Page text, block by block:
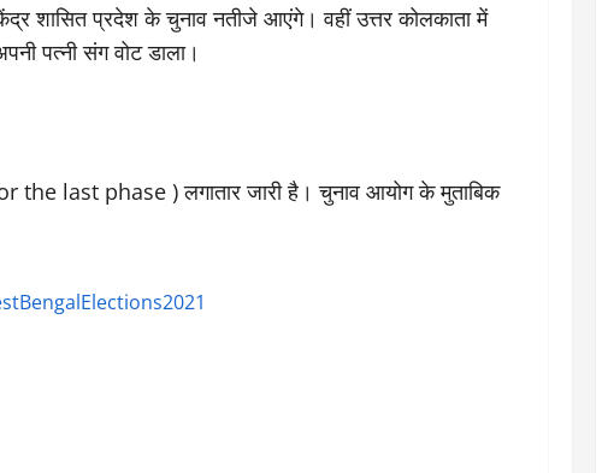
शासित प्रदेश के चुनाव नतीजे आएंगे। वहीं उत्तर कोलकाता में
पत्नी संग वोट डाला।
last phase ) लगातार जारी है। चुनाव आयोग के मुताबिक